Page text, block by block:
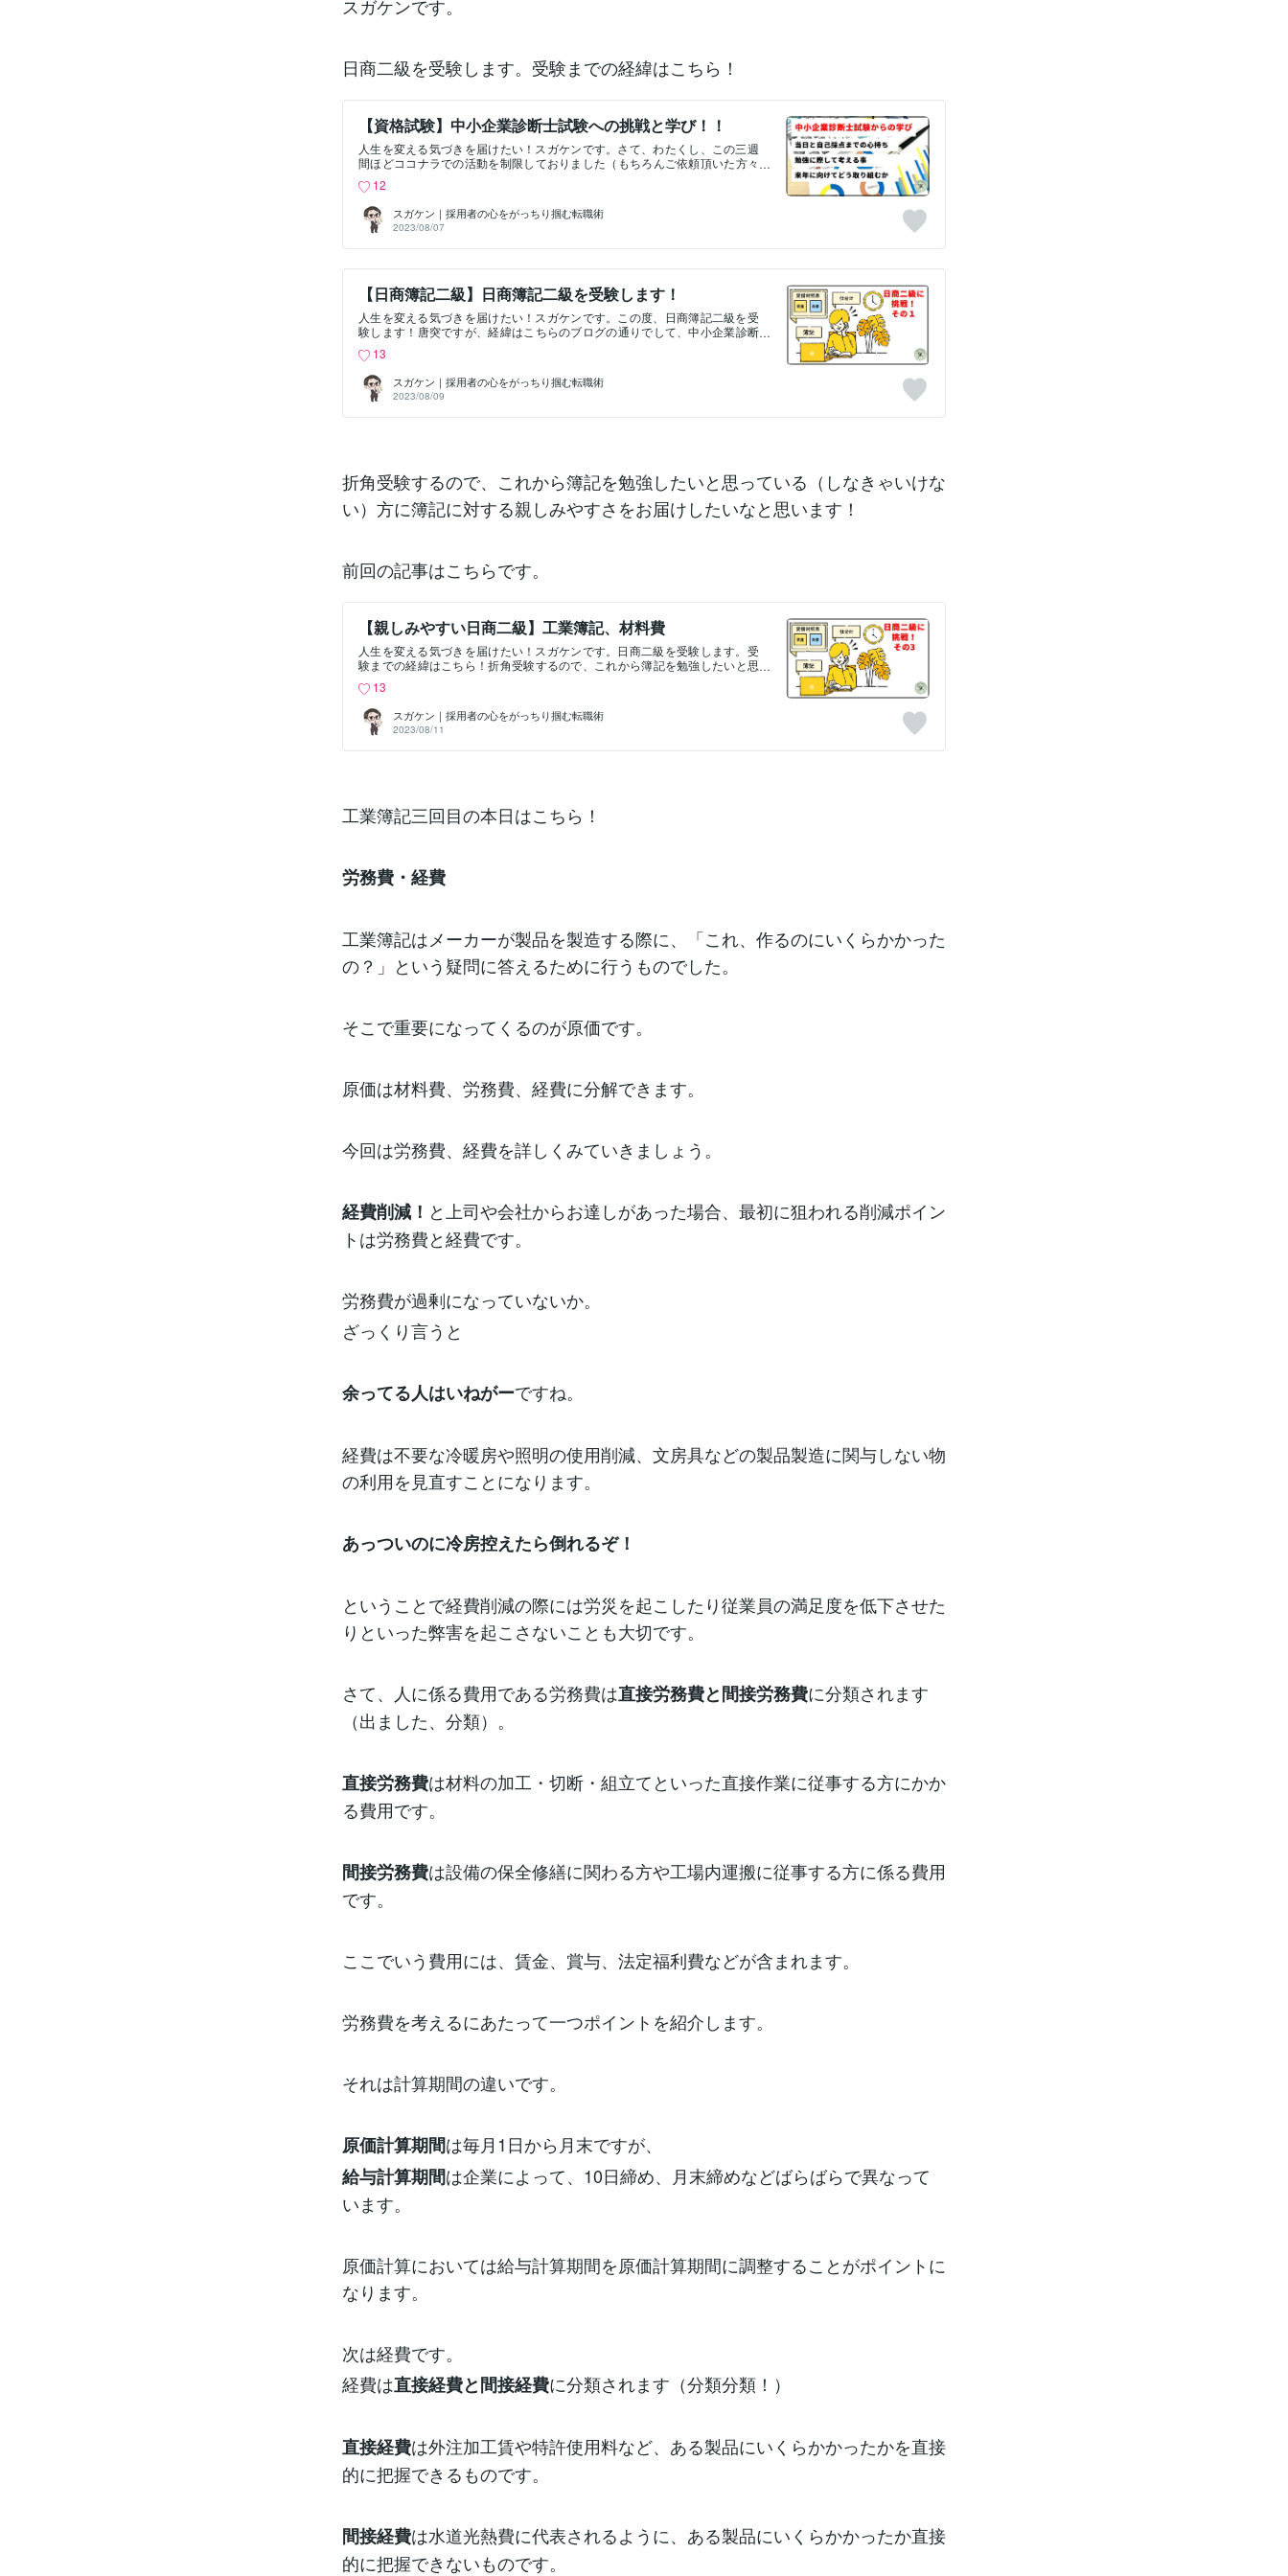
スガケンです。
日商二級を受験します。受験までの経緯はこちら！
【資格試験】中小企業診断士試験への挑戦と学び！！
人生を変える気づきを届けたい！スガケンです。さて、わたくし、この三週
間ほどココナラでの活動を制限しておりました（もちろんご依頼頂いた方々
の一つに中小企業診断士試験の受験があります。実は去年も受験していたの
で二年目です。そして自己採点の結果、来年の受験もほぼ確定したので三回
目の受験は決定的です！(笑)とはいえ、一年目は経営と法務、二年目は経済と
政策の科目合格（予定）を勝ち取ったので、成長はしていると思います！来
年受からないと大変なので、来年は命がけです、、、今回は情報システムと
るので、私の備忘録として、またどなたかのお役に立つかもしれない事を祈
って文字に残していきたいと思います。 &lt;当日～自己採点編&gt; まず試験当
日～自己採点までの気づきです。・長丁場なので体が痛くなる ┗これは勉
強中から困っていたのですが、首から腰にかけて長時間座っていると痛くな
ります。若い頃はずっと座っていても大丈夫だったのにしんどいです。これ
はある程度予想がついたので、座布団を持参しました。どれだけ効果があっ
たかわかりませんが、多少以上に効果があったと思っています。 ・飽きる
┗長い。とにかく長いです。フルで受験すると9時50分~17時10分、9時50分
~15時と二日間がっちりです。私は第一種放射線取扱主任者と第三種電気主任
技術者を持っているので（どちらも受験は10年ほど前）、試験時間が多少長
12
スガケン｜採用者の心をがっちり掴む転職術
2023/08/07
【日商簿記二級】日商簿記二級を受験します！
人生を変える気づきを届けたい！スガケンです。この度、日商簿記二級を受
験します！唐突ですが、経緯はこちらのブログの通りでして、中小企業診断
です。私は転職したいなぁと思っている方のサポートをしているのですが、
バックオフィス系の転職を希望される方には簿記の資格取得をおすすめする
ことがあります。おすすめするにあたって、私も取得しておこうという意図
もあります。経理は部門の責任者をしていたこともあるので、実務にどのく
らい役立つ資格なのかを見定めるという目的もあります。ですので簿記二級
た！簿記の教科書 日商二級 工業簿記」「みんなが欲しかった！簿記の教科
書 日商二級 商業簿記」こちらを使って勉強していきます！今後不定期にな
ると思いますが、簿記の勉強の様子をお届けしようと思いますので、参考
に、、、なるかわかりませんが、書いていきます！何か聞いてみたいことが
13
スガケン｜採用者の心をがっちり掴む転職術
2023/08/09
折角受験するので、これから簿記を勉強したいと思っている（しなきゃいけな
い）方に簿記に対する親しみやすさをお届けしたいなと思います！
前回の記事はこちらです。
【親しみやすい日商二級】工業簿記、材料費
人生を変える気づきを届けたい！スガケンです。日商二級を受験します。受
験までの経緯はこちら！折角受験するので、これから簿記を勉強したいと思
いなと思います！前回の記事はこちらです。工業簿記二回目の本日はこち
ら！「材料費」工業簿記はメーカーが製品を製造する際に、「これ、作るの
にいくらかかったの？」という疑問に答えるために行うものでした。そこで
重要になってくるのが原価です。原価は材料費、労務費、経費に分解できま
す。今回は材料費を詳しくみていきましょう。材料費は「直接材料費」と
材のようなものです。間接材料費は木の椅子を作る時のペンキなどです（補
助材料費）。材料の仕分けが必要になる簿記上の取引は以下のような場合が
ったとき・材料を使った時（消費）材料は前月の残り（在庫）と今月の仕入
れで価格が異なる場合があります。最近はガソリン価格も一か月前と全く違
先入先出法は在庫から使っていきます。つま
13
スガケン｜採用者の心をがっちり掴む転職術
2023/08/11
工業簿記三回目の本日はこちら！
労務費・経費
工業簿記はメーカーが製品を製造する際に、「これ、作るのにいくらかかった
の？」という疑問に答えるために行うものでした。
そこで重要になってくるのが原価です。
原価は材料費、労務費、経費に分解できます。
今回は労務費、経費を詳しくみていきましょう。
経費削減！ と上司や会社からお達しがあった場合、最初に狙われる削減ポイン
トは労務費と経費です。
労務費が過剰になっていないか。
ざっくり言うと
余ってる人はいねがーですね。
経費は不要な冷暖房や照明の使用削減、文房具などの製品製造に関与しない物
の利用を見直すことになります。
あっついのに冷房控えたら倒れるぞ！
ということで経費削減の際には労災を起こしたり従業員の満足度を低下させた
りといった弊害を起こさないことも大切です。
さて、人に係る費用である労務費は直接労務費と間接労務費に分類されます
（出ました、分類）。
直接労務費は材料の加工・切断・組立てといった直接作業に従事する方にかか
る費用です。
間接労務費は設備の保全修繕に関わる方や工場内運搬に従事する方に係る費用
です。
ここでいう費用には、賃金、賞与、法定福利費などが含まれます。
労務費を考えるにあたって一つポイントを紹介します。
それは計算期間の違いです。
原価計算期間は毎月1日から月末ですが、
給与計算期間は企業によって、10日締め、月末締めなどばらばらで異なって
います。
原価計算においては給与計算期間を原価計算期間に調整することがポイントに
なります。
次は経費です。
経費は直接経費と間接経費に分類されます（分類分類！）
直接経費は外注加工賃や特許使用料など、ある製品にいくらかかったかを直接
的に把握できるものです。
間接経費は水道光熱費に代表されるように、ある製品にいくらかかったか直接
的に把握できないものです。